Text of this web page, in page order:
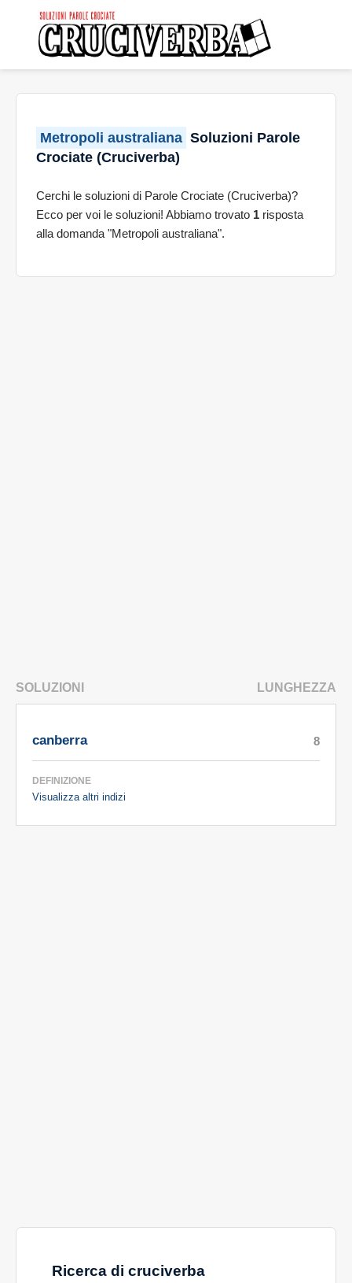
Metropoli australiana Soluzioni Parole
Crociate (Cruciverba)
Cerchi le soluzioni di Parole Crociate (Cruciverba)?
Ecco per voi le soluzioni! Abbiamo trovato 1 risposta
alla domanda "Metropoli australiana".
SOLUZIONI LUNGHEZZA
canberra
DEFINIZIONE
Visualizza altri indizi
8
Ricerca di cruciverba